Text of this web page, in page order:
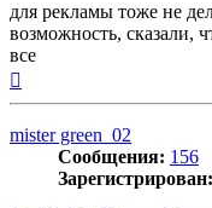
для рекламы тоже не
возможность, сказали,
все
mister green_02
Сообщения: 156
Зарегистрирован: